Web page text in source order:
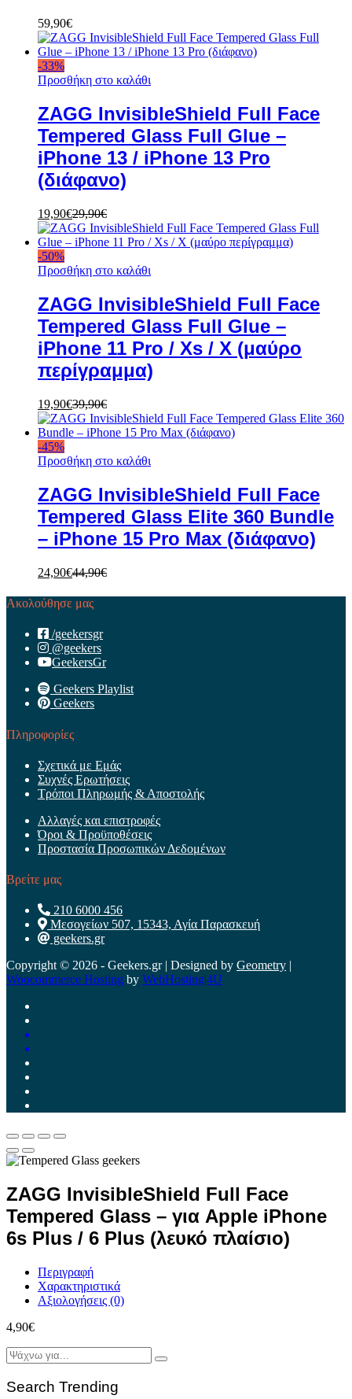
59,90€
-33%
Προσθήκη στο καλάθι
ZAGG InvisibleShield Full Face
Tempered Glass Full Glue –
iPhone 13 / iPhone 13 Pro
(διάφανο)
19,90€29,90€
-50%
Προσθήκη στο καλάθι
ZAGG InvisibleShield Full Face
Tempered Glass Full Glue –
iPhone 11 Pro / Xs / X (μαύρο
περίγραμμα)
19,90€39,90€
-45%
Προσθήκη στο καλάθι
ZAGG InvisibleShield Full Face
Tempered Glass Elite 360 Bundle
– iPhone 15 Pro Max (διάφανο)
24,90€44,90€
Ακολούθησε μας
/geekersgr
@geekers
GeekersGr
Geekers Playlist
Geekers
Πληροφορίες
Σχετικά με Εμάς
Συχνές Ερωτήσεις
Τρόποι Πληρωμής & Αποστολής
Αλλαγές και επιστροφές
Όροι & Προϋποθέσεις
Προστασία Προσωπικών Δεδομένων
Βρείτε μας
210 6000 456
Μεσογείων 507, 15343, Αγία Παρασκευή
geekers.gr
Copyright © 2026 - Geekers.gr | Designed by Geometry |
Woocommerce Hosting by WebHosting|4U
ZAGG InvisibleShield Full Face
Tempered Glass – για Apple iPhone
6s Plus / 6 Plus (λευκό πλαίσιο)
Περιγραφή
Χαρακτηριστικά
Αξιολογήσεις (0)
4,90€
Search Trending